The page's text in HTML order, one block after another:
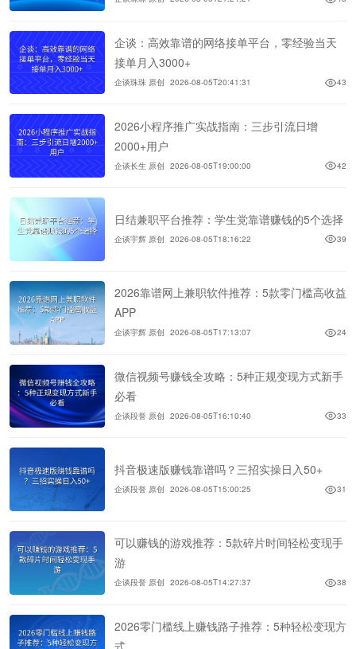
企谈：高效靠谱的网络接单平台，零经验当天
接单月入3000+
企谈珠珠 原创 2026-08-05T20:41:31 43
2026小程序推广实战指南：三步引流日增
2000+用户
企谈长生 原创 2026-08-05T19:00:00 42
日结兼职平台推荐：学生党靠谱赚钱的5个选择
企谈宇辉 原创 2026-08-05T18:16:22 39
2026靠谱网上兼职软件推荐：5款零门槛高收益
APP
企谈宇辉 原创 2026-08-05T17:13:07 24
微信视频号赚钱全攻略：5种正规变现方式新手
必看
企谈段誉 原创 2026-08-05T16:10:40 33
抖音极速版赚钱靠谱吗？三招实操日入50+
企谈段誉 原创 2026-08-05T15:00:25 31
可以赚钱的游戏推荐：5款碎片时间轻松变现手
游
企谈段誉 原创 2026-08-05T14:27:37 38
2026零门槛线上赚钱路子推荐：5种轻松变现方
式